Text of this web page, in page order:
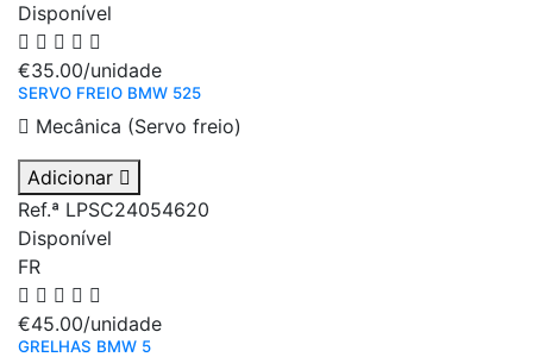
Disponível
€35.00/unidade
SERVO FREIO BMW 525
Mecânica (Servo freio)
Adicionar
Ref.ª LPSC24054620
Disponível
FR
€45.00/unidade
GRELHAS BMW 5